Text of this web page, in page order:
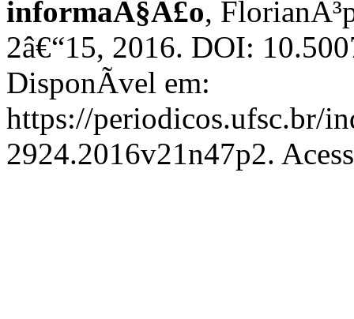
informaÃ§Ã£o,
2â€“15, 2016. DOI:
DisponÃ­vel em:
https://periodicos.ufsc.br/
2924.2016v21n47p2.